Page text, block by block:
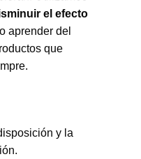
el efecto
aprender del
que
y la